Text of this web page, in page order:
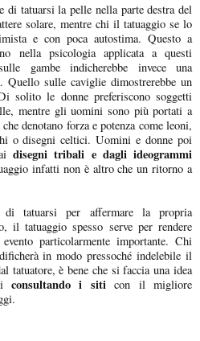
di tatuarsi la pelle nella parte destra del
solare, mentre chi il tatuaggio se lo
e con poca autostima. Questo a
nella psicologia applicata a questi
gambe indicherebbe invece una
Quello sulle caviglie dimostrerebbe un
solito le donne preferiscono soggetti
mentre gli uomini sono più portati a
denotano forza e potenza come leoni,
o disegni celtici. Uomini e donne poi
disegni tribali e dagli ideogrammi
infatti non è altro che un ritorno a
di tatuarsi per affermare la propria
il tatuaggio spesso serve per rendere
particolarmente importante. Chi
in modo pressoché indelebile il
tatuatore, è bene che si faccia una idea
consultando i siticon il migliore